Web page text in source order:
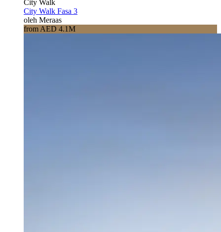
City Walk
City Walk Fasa 3
oleh Meraas
from AED 4.1M